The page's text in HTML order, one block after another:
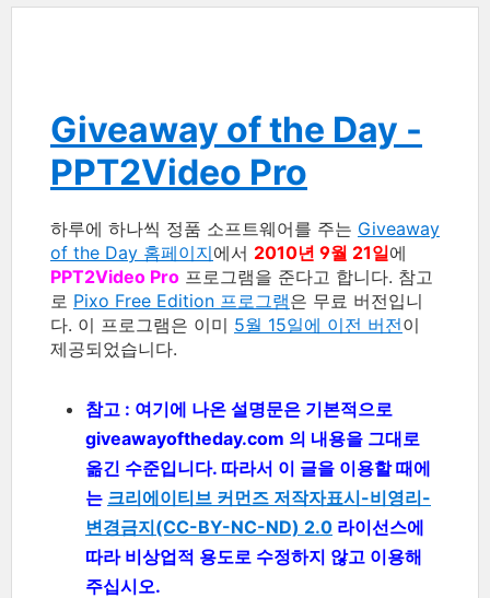
Giveaway of the Day -
PPT2Video Pro
하루에 하나씩 정품 소프트웨어를 주는 Giveaway
of the Day 홈페이지에서 2010년 9월 21일에
PPT2Video Pro 프로그램을 준다고 합니다. 참고
로 Pixo Free Edition 프로그램은 무료 버전입니
다. 이 프로그램은 이미 5월 15일에 이전 버전이
제공되었습니다.
참고 : 여기에 나온 설명문은 기본적으로
giveawayoftheday.com 의 내용을 그대로
옮긴 수준입니다. 따라서 이 글을 이용할 때에
는 크리에이티브 커먼즈 저작자표시-비영리-
변경금지(CC-BY-NC-ND) 2.0 라이선스에
따라 비상업적 용도로 수정하지 않고 이용해
주십시오.